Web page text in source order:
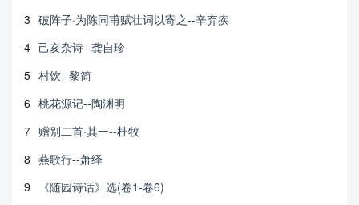
3 破阵子·为陈同甫赋壮词以寄之--辛弃疾
4 己亥杂诗--龚自珍
5 村饮--黎简
6 桃花源记--陶渊明
7 赠别二首·其一--杜牧
8 燕歌行--萧绎
9
《随园诗话》选(卷1-卷6)